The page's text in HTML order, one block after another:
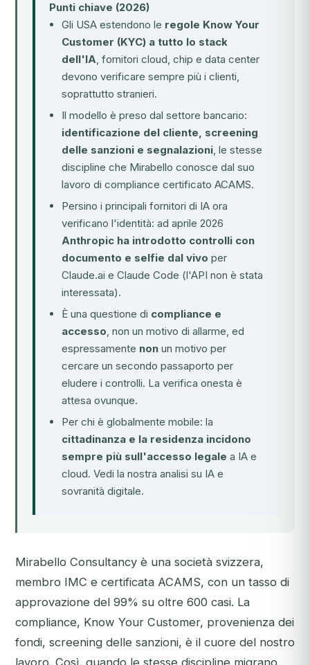
Punti chiave (2026)
Gli USA estendono le regole Know Your
Customer (KYC) a tutto lo stack
dell'IA, fornitori cloud, chip e data center
devono verificare sempre più i clienti,
soprattutto stranieri.
Il modello è preso dal settore bancario:
identificazione del cliente, screening
delle sanzioni e segnalazioni, le stesse
discipline che Mirabello conosce dal suo
lavoro di compliance certificato ACAMS.
Persino i principali fornitori di IA ora
verificano l'identità: ad aprile 2026
Anthropic ha introdotto controlli con
documento e selfie dal vivo per
Claude.ai e Claude Code (l'API non è stata
interessata).
È una questione di compliance e
accesso, non un motivo di allarme, ed
espressamente non un motivo per
cercare un secondo passaporto per
eludere i controlli. La verifica onesta è
attesa ovunque.
Per chi è globalmente mobile: la
cittadinanza e la residenza incidono
sempre più sull'accesso legale a IA e
cloud. Vedi la nostra analisi su IA e
sovranità digitale.
Mirabello Consultancy è una società svizzera,
membro IMC e certificata ACAMS, con un tasso di
approvazione del 99% su oltre 600 casi. La
compliance, Know Your Customer, provenienza dei
fondi, screening delle sanzioni, è il cuore del nostro
lavoro. Così, quando le stesse discipline migrano